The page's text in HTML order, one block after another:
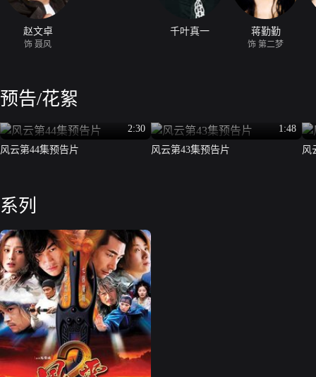
赵文卓
饰 聂风
千叶真一 蒋勤勤
饰 第二梦
预告/花絮
2:30
风云第44集预告片
1:48
风云第43集预告片
风
系列